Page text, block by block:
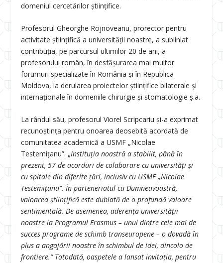
domeniul cercetărilor științifice.
Profesorul Gheorghe Rojnoveanu, prorector pentru
activitate științifică a universității noastre, a subliniat
contribuția, pe parcursul ultimilor 20 de ani, a
profesorului român, în desfășurarea mai multor
forumuri specializate în România şi în Republica
Moldova, la derularea proiectelor ştiinţifice bilaterale şi
internaţionale în domeniile chirurgie şi stomatologie ș.a.
La rândul său, profesorul Viorel Scripcariu şi-a exprimat
recunoştinţa pentru onoarea deosebită acordată de
comunitatea academică a USMF „Nicolae
Testemiţanu”. „Instituţia noastră a stabilit, până în
prezent, 57 de acorduri de colaborare cu universităţi şi
cu spitale din diferite ţări, inclusiv cu USMF „Nicolae
Testemiţanu”. În parteneriatul cu Dumneavoastră,
valoarea ştiinţifică este dublată de o profundă valoare
sentimentală. De asemenea, aderenţa universităţii
noastre la Programul Erasmus – unul dintre cele mai de
succes programe de schimb transeuropene – o dovadă în
plus a angajării noastre în schimbul de idei, dincolo de
frontiere.” Totodată, oaspetele a lansat invitaţia, pentru